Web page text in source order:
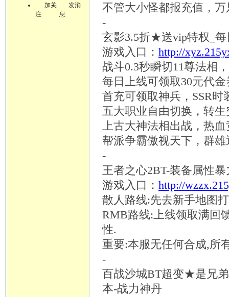
加关
注
发消
息
不管大小怪都报充值，万
-
玄影3.5折★送vip特权_每
游戏入口： http://
战斗0.3秒瞬切11尊法相
每日上线可领取30元代金
首充可领取神兵， SSR时
五大职业自由切换，转
上古大神法相出战，热
帮派争霸傲视天下，群
-
王者之心2BT-装备属性
游戏入口： http://
散人路线:先去新手地图
RMB路线:上线领取满回
性.
重要:本服无任何合成,所
-
百战沙城BT超变★是兄
本-战力神丹